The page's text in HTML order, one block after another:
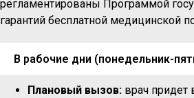
регламентированы Программой
гарантий бесплатной медицинской
В рабочие дни (понедельник-
Плановый вызов: врач придет